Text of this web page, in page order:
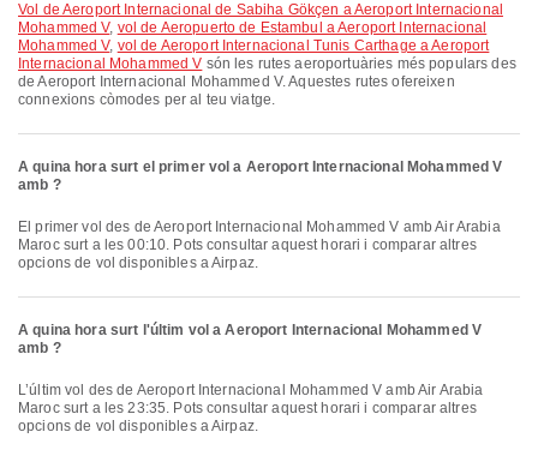
vol de Aeroport Internacional de Sabiha Gökçen a Aeroport Internacional
Mohammed V, vol de Aeropuerto de Estambul a Aeroport Internacional
Mohammed V, vol de Aeroport Internacional Tunis Carthage a Aeroport
Internacional Mohammed V són les rutes aeroportuàries més populars des
de Aeroport Internacional Mohammed V. Aquestes rutes ofereixen
connexions còmodes per al teu viatge.
A quina hora surt el primer vol a Aeroport Internacional Mohammed V
amb ?
El primer vol des de Aeroport Internacional Mohammed V amb Air Arabia
Maroc surt a les 00:10. Pots consultar aquest horari i comparar altres
opcions de vol disponibles a Airpaz.
A quina hora surt l'últim vol a Aeroport Internacional Mohammed V
amb ?
L’últim vol des de Aeroport Internacional Mohammed V amb Air Arabia
Maroc surt a les 23:35. Pots consultar aquest horari i comparar altres
opcions de vol disponibles a Airpaz.